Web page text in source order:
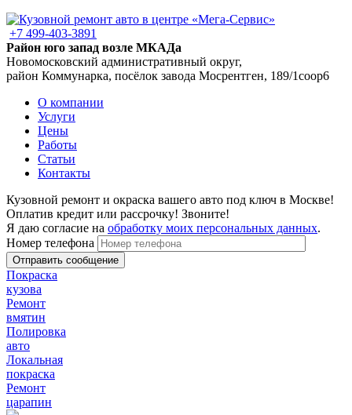
+7 499-403-3891
Район юго запад возле МКАДа
Новомосковский административный округ,
район Коммунарка, посёлок завода Мосрентген, 189/1соор6
О компании
Услуги
Цены
Работы
Статьи
Контакты
Кузовной ремонт и окраска вашего авто под ключ в Москве!
Оплатив кредит или рассрочку! Звоните!
Я даю согласие на обработку моих персональных данных.
Номер телефона
Покраска
кузова
Ремонт
вмятин
Полировка
авто
Локальная
покраска
Ремонт
царапин